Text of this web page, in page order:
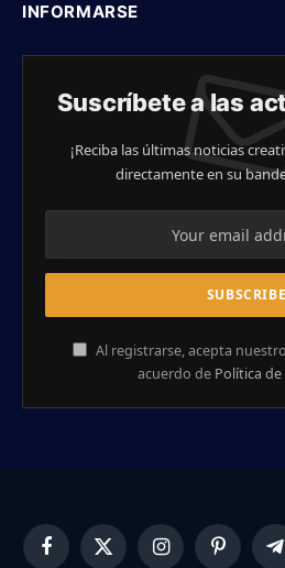
INFORMARSE
Suscríbete a las
¡Reciba las últimas noticias
directamente en su
Al registrarse, acepta
acuerdo de Política
FacebookX
InstagramPinterest